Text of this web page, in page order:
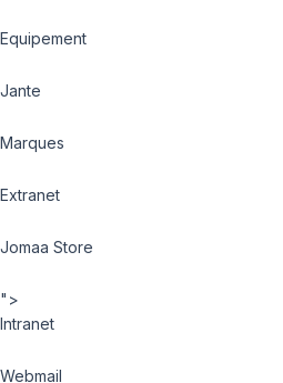
Equipement
Jante
Marques
Extranet
Jomaa Store
">
Intranet
Webmail